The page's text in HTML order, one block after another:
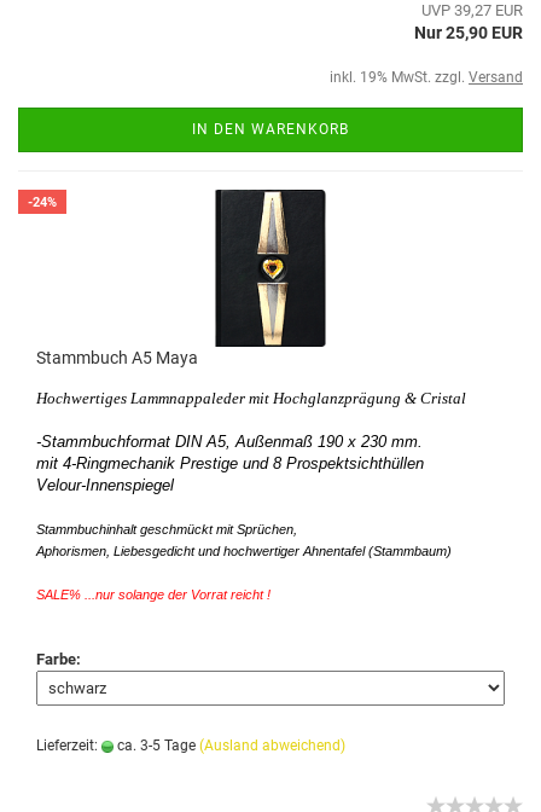
UVP 39,27 EUR
Nur 25,90 EUR
inkl. 19% MwSt. zzgl. Versand
IN DEN WARENKORB
-24%
Stammbuch A5 Maya
Hochwertiges Lammnappaleder mit Hochglanzprägung & Cristal
-Stammbuchformat DIN A5,Außenmaß 190 x 230 mm.
mit 4-Ringmechanik Prestige und 8 Prospektsichthüllen
Velour-Innenspiegel
Stammbuchinhalt geschmückt mit Sprüchen,
Aphorismen, Liebesgedicht und hochwertiger Ahnentafel (Stammbaum)
SALE% ...nur solange der Vorrat reicht !
Farbe:
Lieferzeit: ca. 3-5 Tage (Ausland abweichend)